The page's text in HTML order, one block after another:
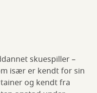
skuespiller –
især er kendt for sin
og kendt fra